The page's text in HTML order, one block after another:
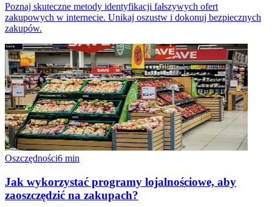
Poznaj skuteczne metody identyfikacji fałszywych ofert
zakupowych w internecie. Unikaj oszustw i dokonuj bezpiecznych
zakupów.
Oszczędności6 min
Jak wykorzystać programy lojalnościowe, aby
zaoszczędzić na zakupach?